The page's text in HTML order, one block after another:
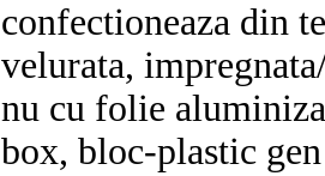
confectioneaza din
velurata,
nu cu folie
box, bloc-plastic